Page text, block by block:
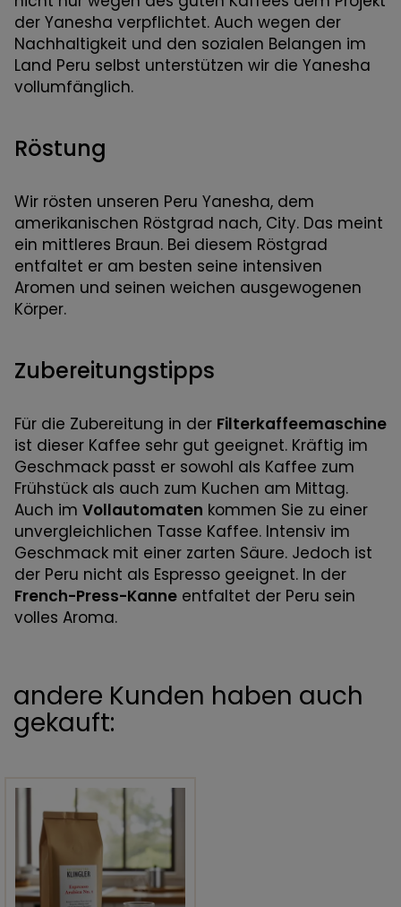
der Yanesha verpflichtet. Auch wegen der
Nachhaltigkeit und den sozialen Belangen im
Land Peru selbst unterstützen wir die Yanesha
vollumfänglich.
Röstung
Wir rösten unseren Peru Yanesha, dem
amerikanischen Röstgrad nach, City. Das meint
ein mittleres Braun. Bei diesem Röstgrad
entfaltet er am besten seine intensiven
Aromen und seinen weichen ausgewogenen
Körper.
Zubereitungstipps
Für die Zubereitung in der Filterkaffeemaschine
ist dieser Kaffee sehr gut geeignet. Kräftig im
Geschmack passt er sowohl als Kaffee zum
Frühstück als auch zum Kuchen am Mittag.
Auch im Vollautomaten kommen Sie zu einer
unvergleichlichen Tasse Kaffee. Intensiv im
Geschmack mit einer zarten Säure. Jedoch ist
der Peru nicht als Espresso geeignet. In der
French-Press-Kanne entfaltet der Peru sein
volles Aroma.
andere Kunden haben auch
gekauft: